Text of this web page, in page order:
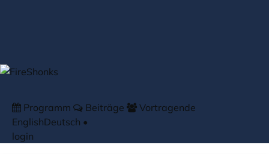
Programm Beiträge
Vortragende
EnglishDeutsch •
login